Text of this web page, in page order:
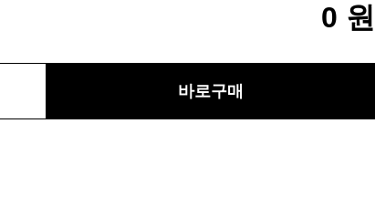
0 원
바로구매